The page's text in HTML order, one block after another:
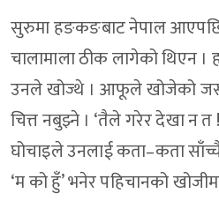
सुरुमा हङकङबाट नेपाल
चालामाला ठीक लागेको थिएन
उनले खोज्थे । आफूले खोजेको
चित्त नबुझ्ने । ‘तैले गरेर देखा न त
घोचाइले उनलाई कता–कता
‘म को हुँ’ भनेर पहिचानको